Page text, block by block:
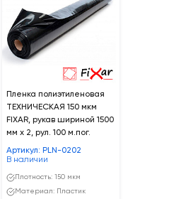
Пленка полиэтиленовая
ТЕХНИЧЕСКАЯ 150 мкм
FIXAR, рукав шириной 1500
мм х 2, рул. 100 м.пог.
Артикул: PLN-0202
В наличии
Плотность: 150 мкм
Материал: Пластик